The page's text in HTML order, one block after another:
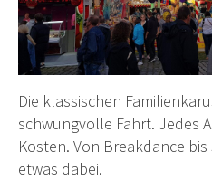
Die klassischen
schwungvolle Fahrt. Jedes
Kosten. Von Breakdance
etwas dabei.